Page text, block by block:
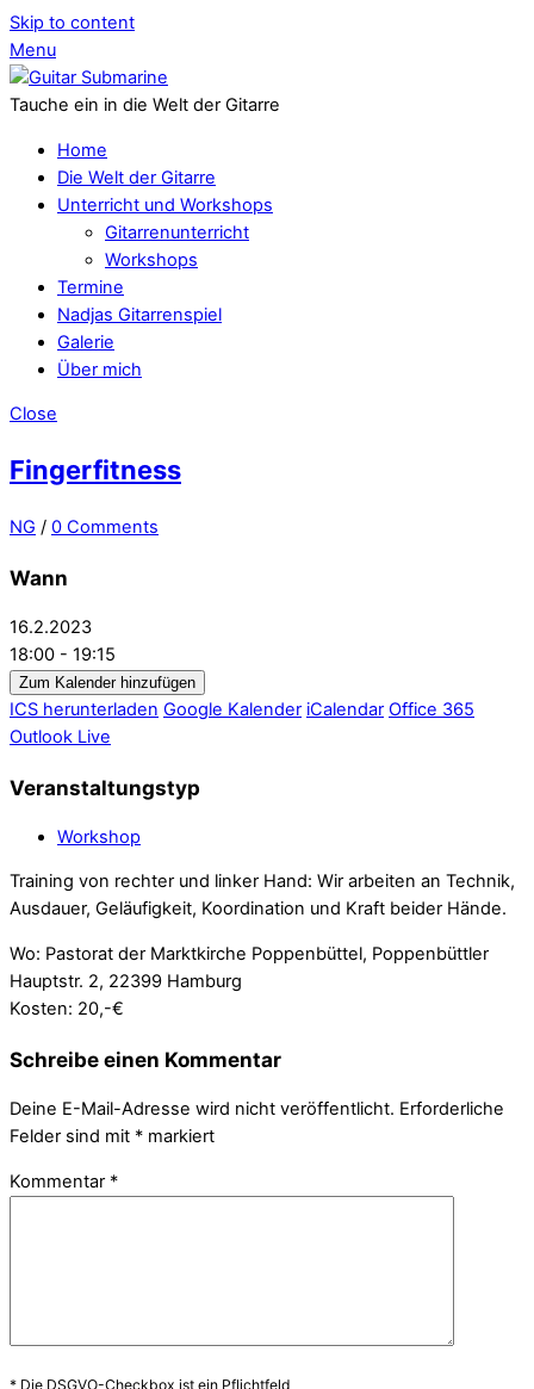
Skip to content
Menu
Tauche ein in die Welt der Gitarre
Home
Die Welt der Gitarre
Unterricht und Workshops
Gitarrenunterricht
Workshops
Termine
Nadjas Gitarrenspiel
Galerie
Über mich
Close
Fingerfitness
NG / 0 Comments
Wann
16.2.2023
18:00 - 19:15
Zum Kalender hinzufügen
ICS herunterladen Google Kalender iCalendar Office 365
Outlook Live
Veranstaltungstyp
Workshop
Training von rechter und linker Hand: Wir arbeiten an Technik,
Ausdauer, Geläufigkeit, Koordination und Kraft beider Hände.
Wo: Pastorat der Marktkirche Poppenbüttel, Poppenbüttler
Hauptstr. 2, 22399 Hamburg
Kosten: 20,-€
Schreibe einen Kommentar
Deine E-Mail-Adresse wird nicht veröffentlicht. Erforderliche
Felder sind mit * markiert
Kommentar *
* Die DSGVO-Checkbox ist ein Pflichtfeld